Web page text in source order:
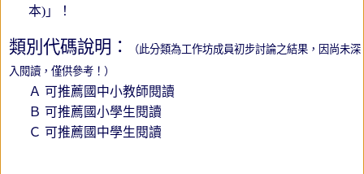
本) 」！
類別代碼說明：
（此分類為工作坊成員初步討論之結果，因尚未深
入閱讀，僅供參考！）
Ａ 可推薦國中小教師閱讀
Ｂ 可推薦國小學生閱讀
Ｃ 可推薦國中學生閱讀